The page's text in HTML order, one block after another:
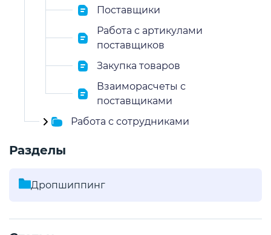
Поставщики
Работа с артикулами
поставщиков
Закупка товаров
Взаиморасчеты с
поставщиками
Работа с сотрудниками
Разделы
Дропшиппинг